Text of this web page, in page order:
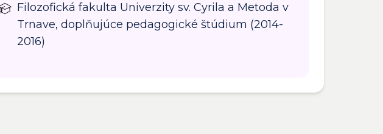
Filozofická fakulta Univerzity sv. Cyrila a Metoda v
Trnave, doplňujúce pedagogické štúdium (2014-
2016)